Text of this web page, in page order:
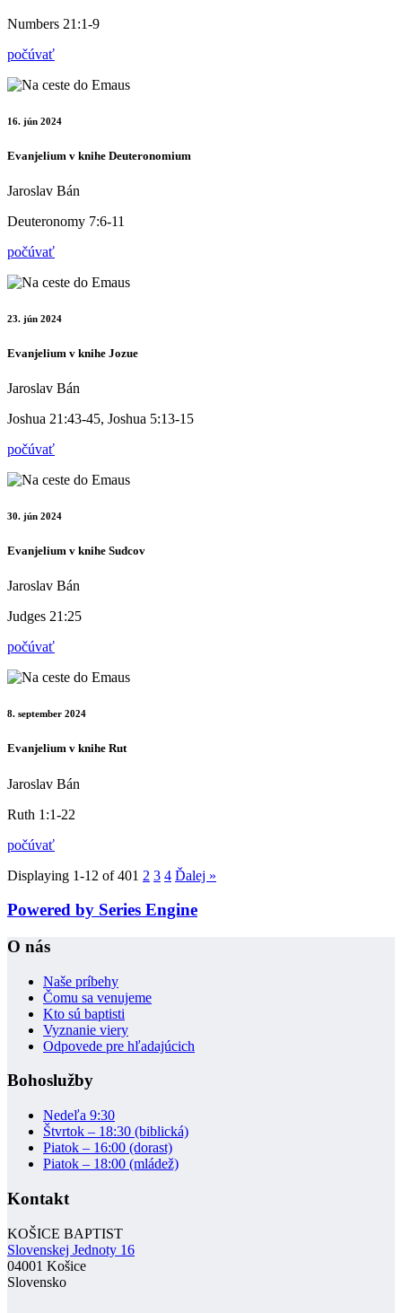
Numbers 21:1-9
počúvať
16. jún 2024
Evanjelium v knihe Deuteronomium
Jaroslav Bán
Deuteronomy 7:6-11
počúvať
23. jún 2024
Evanjelium v knihe Jozue
Jaroslav Bán
Joshua 21:43-45, Joshua 5:13-15
počúvať
30. jún 2024
Evanjelium v knihe Sudcov
Jaroslav Bán
Judges 21:25
počúvať
8. september 2024
Evanjelium v knihe Rut
Jaroslav Bán
Ruth 1:1-22
počúvať
Displaying 1-12 of 401 2 3 4 Ďalej »
Powered by Series Engine
O nás
Naše príbehy
Čomu sa venujeme
Kto sú baptisti
Vyznanie viery
Odpovede pre hľadajúcich
Bohoslužby
Nedeľa 9:30
Štvrtok – 18:30 (biblická)
Piatok – 16:00 (dorast)
Piatok – 18:00 (mládež)
Kontakt
KOŠICE BAPTIST
Slovenskej Jednoty 16
04001 Košice
Slovensko